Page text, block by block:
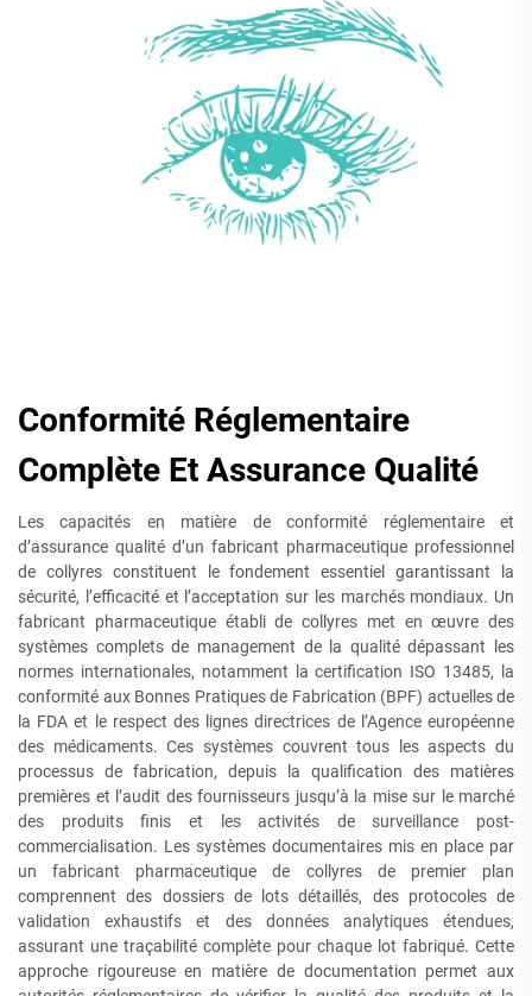
Conformité Réglementaire
Complète Et Assurance Qualité
Les capacités en matière de conformité réglementaire et
d’assurance qualité d’un fabricant pharmaceutique professionnel
de collyres constituent le fondement essentiel garantissant la
sécurité, l’efficacité et l’acceptation sur les marchés mondiaux. Un
fabricant pharmaceutique établi de collyres met en œuvre des
systèmes complets de management de la qualité dépassant les
normes internationales, notamment la certification ISO 13485, la
conformité aux Bonnes Pratiques de Fabrication (BPF) actuelles de
la FDA et le respect des lignes directrices de l’Agence européenne
des médicaments. Ces systèmes couvrent tous les aspects du
processus de fabrication, depuis la qualification des matières
premières et l’audit des fournisseurs jusqu’à la mise sur le marché
des produits finis et les activités de surveillance post-
commercialisation. Les systèmes documentaires mis en place par
un fabricant pharmaceutique de collyres de premier plan
comprennent des dossiers de lots détaillés, des protocoles de
validation exhaustifs et des données analytiques étendues,
assurant une traçabilité complète pour chaque lot fabriqué. Cette
approche rigoureuse en matière de documentation permet aux